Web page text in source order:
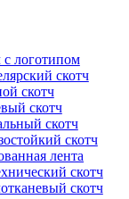
с логотипом
скотч
скотч
скотч
скотч
скотч
лента
скотч
скотч